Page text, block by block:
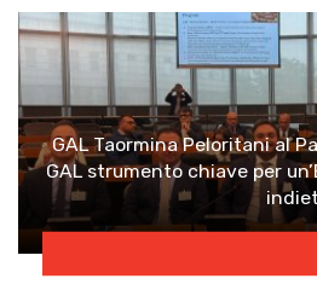
GAL Taormina Peloritani al
GAL strumento chiave per